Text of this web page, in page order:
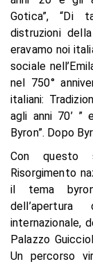
Gotica”, “Di
distruzioni
eravamo noi
sociale
nel 750°
italiani:
agli anni 70’ ”
Byron”. Dopo
Con questo
Risorgimento
il tema
internazionale,
Palazzo
Un percorso